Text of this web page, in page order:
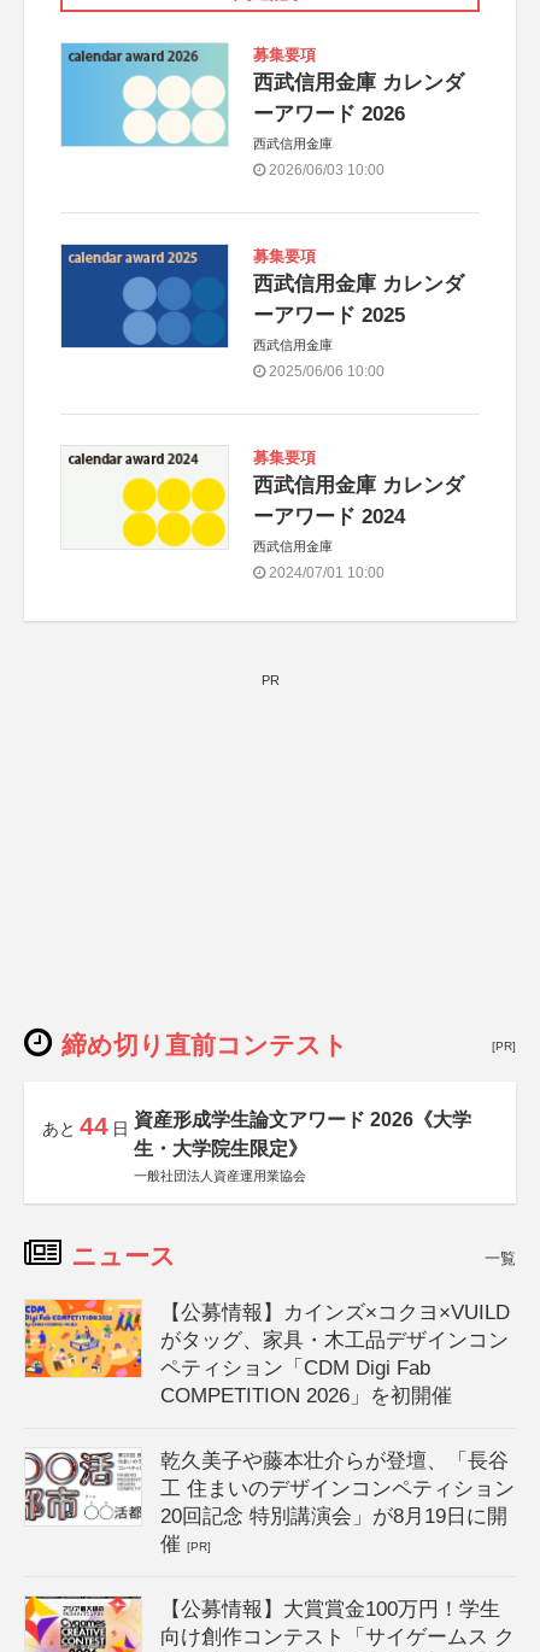
募集要項
西武信用金庫 カレンダ
ーアワード 2026
西武信用金庫
2026/06/03 10:00
募集要項
西武信用金庫 カレンダ
ーアワード 2025
西武信用金庫
2025/06/06 10:00
募集要項
西武信用金庫 カレンダ
ーアワード 2024
西武信用金庫
2024/07/01 10:00
PR
締め切り直前コンテスト [PR]
あと 44 日 資産形成学生論文アワード 2026《大学
生・大学院生限定》
一般社団法人資産運用業協会
ニュース 一覧
【公募情報】カインズ×コクヨ×VUILD
がタッグ、家具・木工品デザインコン
ペティション「CDM Digi Fab
COMPETITION 2026」を初開催
乾久美子や藤本壮介らが登壇、「長谷
工 住まいのデザインコンペティション
20回記念 特別講演会」が8月19日に開
催[PR]
【公募情報】大賞賞金100万円！学生
向け創作コンテスト「サイゲームス ク